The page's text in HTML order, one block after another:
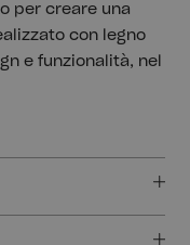
per creare una
con legno
e funzionalità, nel